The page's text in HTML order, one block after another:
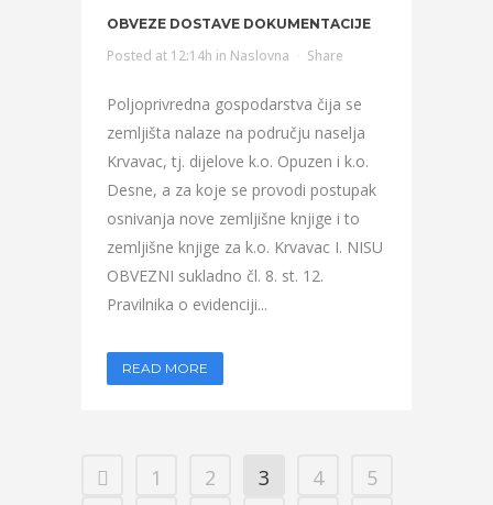
OBVEZE DOSTAVE DOKUMENTACIJE
Posted at 12:14h in Naslovna Share
Poljoprivredna gospodarstva čija se
zemljišta nalaze na području naselja
Krvavac, tj. dijelove k.o. Opuzen i k.o.
Desne, a za koje se provodi postupak
osnivanja nove zemljišne knjige i to
zemljišne knjige za k.o. Krvavac I. NISU
OBVEZNI sukladno čl. 8. st. 12.
Pravilnika o evidenciji...
READ MORE
1 2 3 4
5